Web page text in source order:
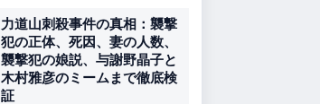
力道山刺殺事件の真相：襲撃
犯の正体、死因、妻の人数、
襲撃犯の娘説、与謝野晶子と
木村雅彦のミームまで徹底検
証